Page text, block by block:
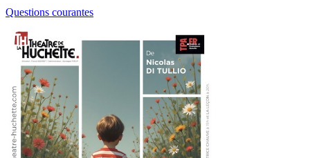
Questions courantes